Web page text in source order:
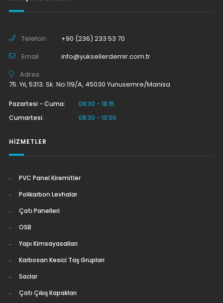
Telefon :
+90 (236) 233 53 70
Email :
info@yuksellerdemir.com.tr
Adres:
75. Yıl, 5313. Sk. No:119/A, 45030 Yunusemre/Manisa
Pazartesi - Cuma:
08:30 - 18:15
Cumartesi:
08:30 - 13:00
HIZMETLER
PVC Panel Kiremitler
Polikarbon Levhalar
Çatı Panelleri
OSB
Yapı Kimsayasalları
Karbosan Kesici Taş Grupları
Saclar
Çatı Çıkış Kapakları